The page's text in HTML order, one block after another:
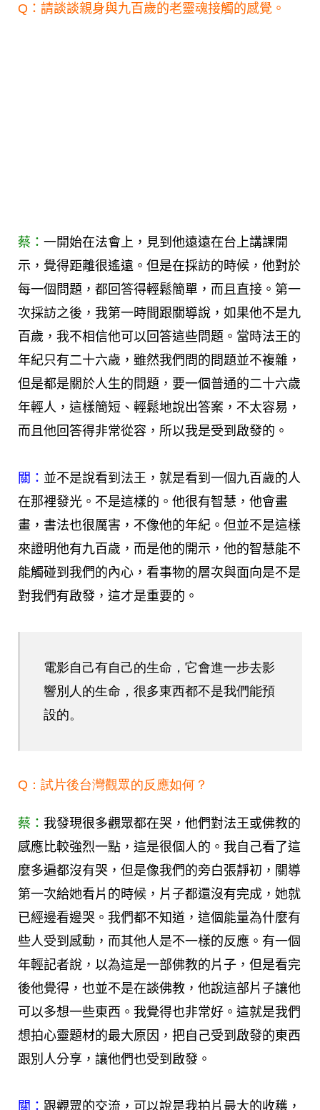
Q：請談談親身與九百歲的老靈魂接觸的感覺。
蔡： 一開始在法會上，見到他遠遠在台上講課開
示，覺得距離很遙遠。但是在採訪的時候，他對於
每一個問題，都回答得輕鬆簡單，而且直接。第一
次採訪之後，我第一時間跟關導說，如果他不是九
百歲，我不相信他可以回答這些問題。當時法王的
年紀只有二十六歲，雖然我們問的問題並不複雜，
但是都是關於人生的問題，要一個普通的二十六歲
年輕人，這樣簡短、輕鬆地說出答案，不太容易，
而且他回答得非常從容，所以我是受到啟發的。
關： 並不是說看到法王，就是看到一個九百歲的人
在那裡發光。不是這樣的。他很有智慧，他會畫
畫，書法也很厲害，不像他的年紀。但並不是這樣
來證明他有九百歲，而是他的開示，他的智慧能不
能觸碰到我們的內心，看事物的層次與面向是不是
對我們有啟發，這才是重要的。
電影自己有自己的生命，它會進一步去影
響別人的生命，很多東西都不是我們能預
設的。
Q：試片後台灣觀眾的反應如何？
蔡： 我發現很多觀眾都在哭，他們對法王或佛教的
感應比較強烈一點，這是很個人的。我自己看了這
麼多遍都沒有哭，但是像我們的旁白張靜初，關導
第一次給她看片的時候，片子都還沒有完成，她就
已經邊看邊哭。我們都不知道，這個能量為什麼有
些人受到感動，而其他人是不一樣的反應。有一個
年輕記者說，以為這是一部佛教的片子，但是看完
後他覺得，也並不是在談佛教，他說這部片子讓他
可以多想一些東西。我覺得也非常好。這就是我們
想拍心靈題材的最大原因，把自己受到啟發的東西
跟別人分享，讓他們也受到啟發。
關： 跟觀眾的交流，可以說是我拍片最大的收穫，